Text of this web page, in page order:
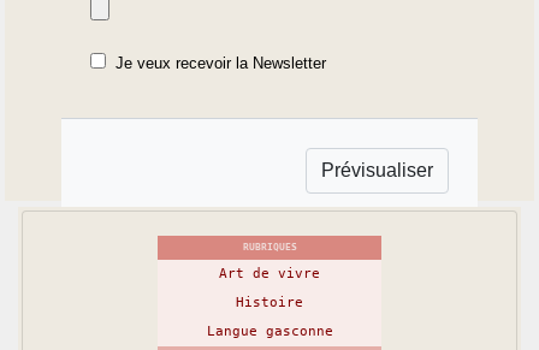
Je veux recevoir la Newsletter
RUBRIQUES
Art de vivre
Histoire
Langue gasconne